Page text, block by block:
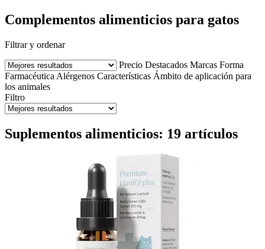
Complementos alimenticios para gatos
Filtrar y ordenar
Precio Destacados Marcas Forma
Farmacéutica Alérgenos Características Ámbito de aplicación para
los animales
Filtro
Suplementos alimenticios: 19 artículos